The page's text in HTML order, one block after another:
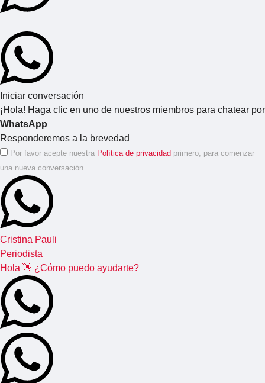
Iniciar conversación
¡Hola! Haga clic en uno de nuestros miembros para chatear por
WhatsApp
Responderemos a la brevedad
Por favor acepte nuestra Política de privacidad primero, para comenzar
una nueva conversación
Cristina Pauli
Periodista
Hola 👋 ¿Cómo puedo ayudarte?